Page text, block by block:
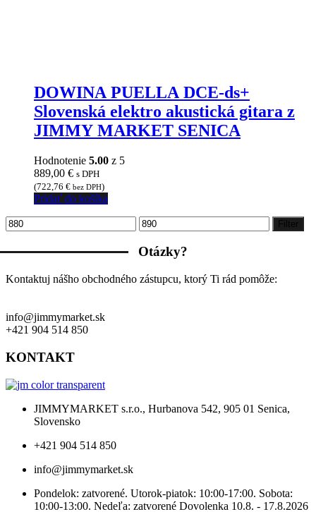
DOWINA PUELLA DCE-ds+
Slovenská elektro akustická gitara z
JIMMY MARKET SENICA
Hodnotenie 5.00 z 5
889,00 € s DPH
(722,76 € bez DPH)
Pridať do košíka
Minimálna
cena
Maximálna
cena
Filter
Otázky?
Kontaktuj nášho obchodného zástupcu, ktorý Ti rád pomôže:
info@jimmymarket.sk
+421 904 514 850
KONTAKT
JIMMYMARKET s.r.o., Hurbanova 542, 905 01 Senica,
Slovensko
+421 904 514 850
info@jimmymarket.sk
Pondelok: zatvorené. Utorok-piatok: 10:00-17:00. Sobota:
10:00-13:00. Nedeľa: zatvorené Dovolenka 10.8. - 17.8.2026